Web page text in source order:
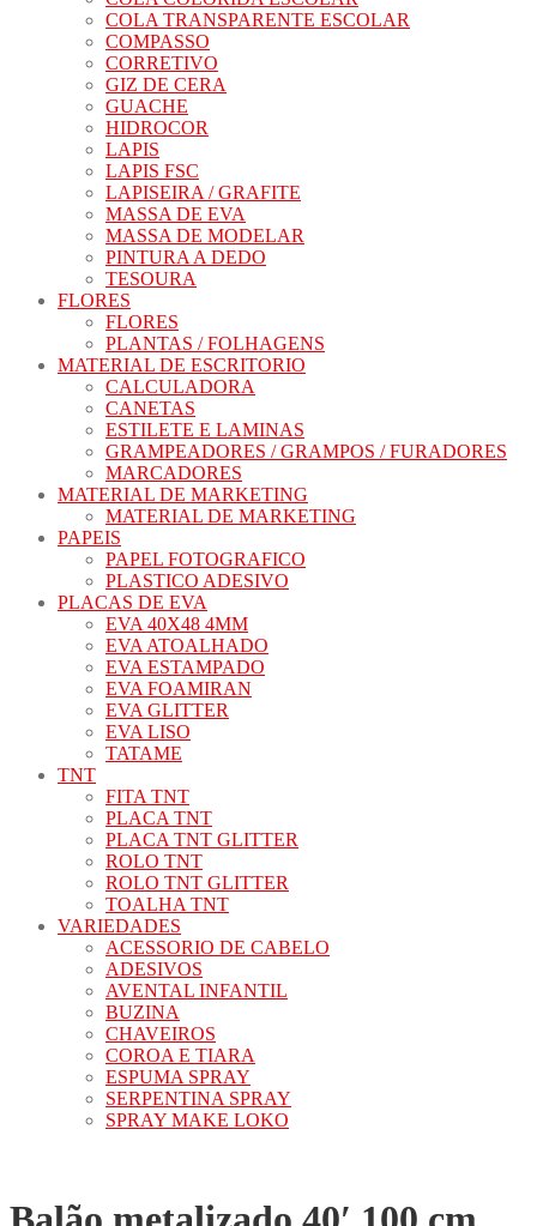
COLA TRANSPARENTE ESCOLAR
COMPASSO
CORRETIVO
GIZ DE CERA
GUACHE
HIDROCOR
LAPIS
LAPIS FSC
LAPISEIRA / GRAFITE
MASSA DE EVA
MASSA DE MODELAR
PINTURA A DEDO
TESOURA
FLORES
FLORES
PLANTAS / FOLHAGENS
MATERIAL DE ESCRITORIO
CALCULADORA
CANETAS
ESTILETE E LAMINAS
GRAMPEADORES / GRAMPOS / FURADORES
MARCADORES
MATERIAL DE MARKETING
MATERIAL DE MARKETING
PAPEIS
PAPEL FOTOGRAFICO
PLASTICO ADESIVO
PLACAS DE EVA
EVA 40X48 4MM
EVA ATOALHADO
EVA ESTAMPADO
EVA FOAMIRAN
EVA GLITTER
EVA LISO
TATAME
TNT
FITA TNT
PLACA TNT
PLACA TNT GLITTER
ROLO TNT
ROLO TNT GLITTER
TOALHA TNT
VARIEDADES
ACESSORIO DE CABELO
ADESIVOS
AVENTAL INFANTIL
BUZINA
CHAVEIROS
COROA E TIARA
ESPUMA SPRAY
SERPENTINA SPRAY
SPRAY MAKE LOKO